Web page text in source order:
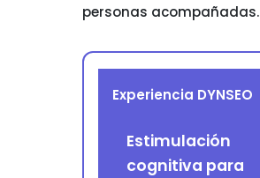
personas acompañadas.
Experiencia DYNSEO
Estimulación
cognitiva para